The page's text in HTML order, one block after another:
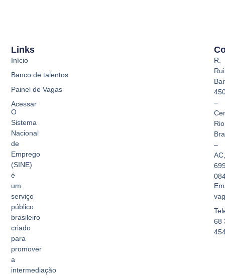
O
Sistema
Nacional
de
Emprego
(SINE)
é
um
serviço
público
brasileiro
criado
para
promover
a
intermediação
Links
Início
Banco de talentos
Painel de Vagas
Acessar
R.
Rui
–
Rio
–
AC,
68